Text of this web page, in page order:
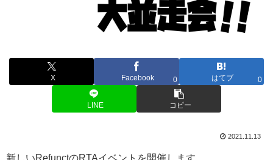
X Facebook 0 はてブ 0
LINE コピー
2021.11.13
新しいRefunctのRTAイベントを開催します。